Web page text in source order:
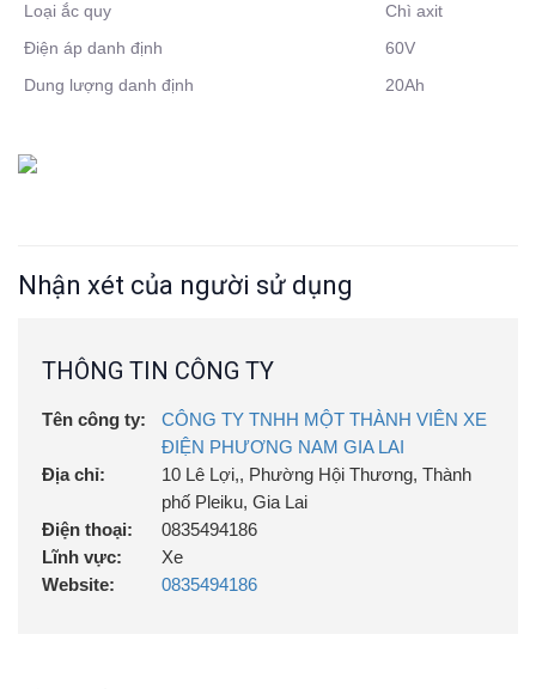
Loại ắc quy
Chì axit
Điện áp danh định
60V
Dung lượng danh định
20Ah
Nhận xét của người sử dụng
THÔNG TIN CÔNG TY
Tên công ty:
CÔNG TY TNHH MỘT THÀNH VIÊN XE
ĐIỆN PHƯƠNG NAM GIA LAI
Địa chỉ:
10 Lê Lợi,, Phường Hội Thương, Thành
phố Pleiku, Gia Lai
Điện thoại:
0835494186
Lĩnh vực:
Xe
Website:
0835494186